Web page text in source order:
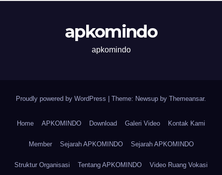
apkomindo
apkomindo
Proudly powered by WordPress | Theme: Newsup by Themeansar.
Home APKOMINDO Download Galeri Video Kontak Kami
Member Sejarah APKOMINDO Sejarah APKOMINDO
Struktur Organisasi Tentang APKOMINDO Video Ruang Vokasi